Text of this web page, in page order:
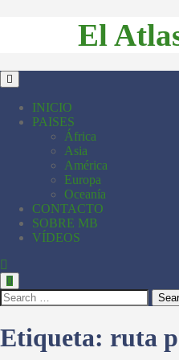
El
INICIO
PAISES
África
Asia
América
Europa
Oceanía
CONTACTO
SOBRE MB
VÍDEOS
Etiqueta: ruta